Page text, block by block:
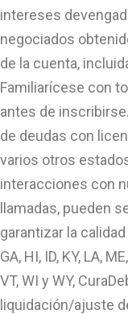
intereses
negociados
de la cuenta,
Familiarícese con
antes de
de deudas con
varios otros
interacciones con
llamadas, pueden
garantizar la
GA, HI, ID, KY, LA,
VT, WI y WY,
liquidación/ajuste